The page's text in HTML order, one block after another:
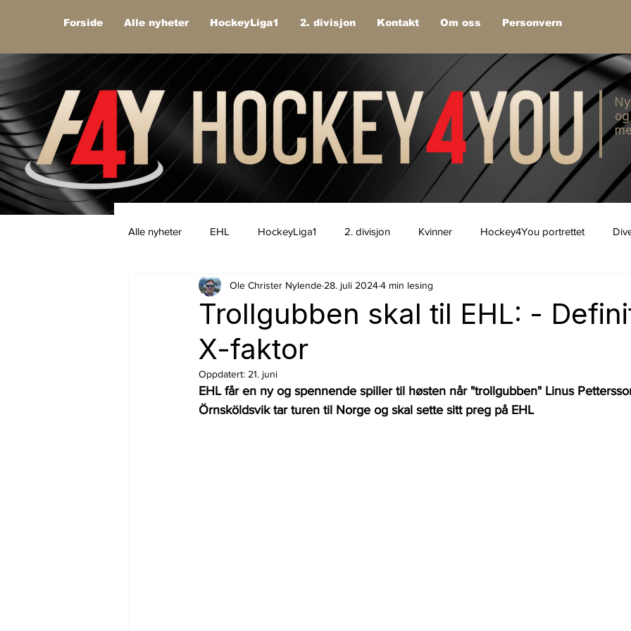
Forside Alle nyheter HockeyLiga1 2. divisjon Kontakt Om oss Personvern
og
Alle nyheter EHL HockeyLiga1 2. divisjon Kvinner Hockey4You portrettet
Trollgubben skal til EHL: -
X-faktor
Ole Christer Nylende 28. juli 20244 min lesing
Oppdatert: 21. juni
EHL får en ny og spennende spiller til høsten når "trollgubben" Linus
Örnsköldsvik tar turen til Norge og skal sette sitt preg på EHL